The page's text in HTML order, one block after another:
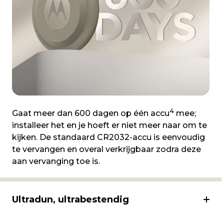
Gaat meer dan 600 dagen op één accu4 mee;
installeer het en je hoeft er niet meer naar om te
kijken. De standaard CR2032-accu is eenvoudig
te vervangen en overal verkrijgbaar zodra deze
aan vervanging toe is.
Ultradun, ultrabestendig